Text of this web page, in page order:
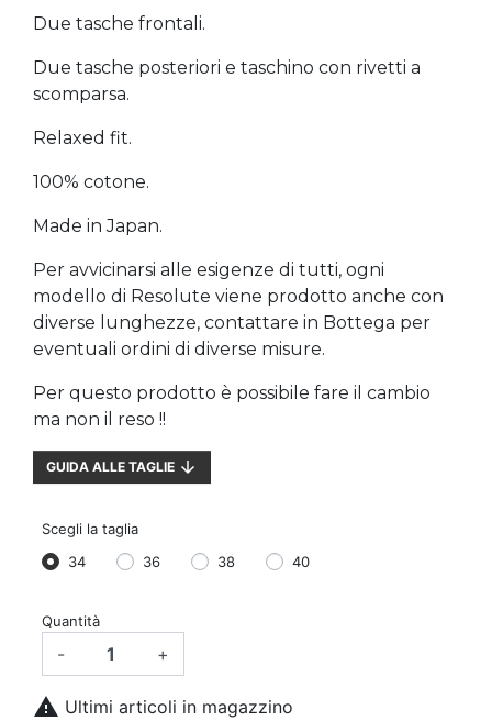
Due tasche frontali.
Due tasche posteriori e taschino con rivetti a
scomparsa.
Relaxed fit.
100% cotone.
Made in Japan.
Per avvicinarsi alle esigenze di tutti, ogni
modello di Resolute viene prodotto anche con
diverse lunghezze, contattare in Bottega per
eventuali ordini di diverse misure.
Per questo prodotto è possibile fare il cambio
ma non il reso !!
GUIDA ALLE TAGLIE arrow_downward
Scegli la taglia
34
36 38 40
Quantità
- +
 Ultimi articoli in magazzino